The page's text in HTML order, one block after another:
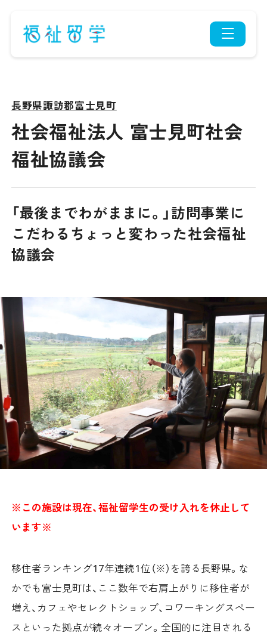
About
福祉留学とは
Flow
留学の流れ
先輩の声 連携施設一覧
Faq
よくある質問
Entry
応募する
長野県諏訪郡富士見町
社会福祉法人 富士見町社会
福祉協議会
「最後までわがままに。」訪問事業に
こだわるちょっと変わった社会福祉
協議会
※この施設は現在、福祉留学生の受け入れを休止して
います※
移住者ランキング17年連続1位（※）を誇る長野県。な
かでも富士見町は、ここ数年で右肩上がりに移住者が
増え、カフェやセレクトショップ、コワーキングスペー
スといった拠点が続々オープン。全国的に注目される